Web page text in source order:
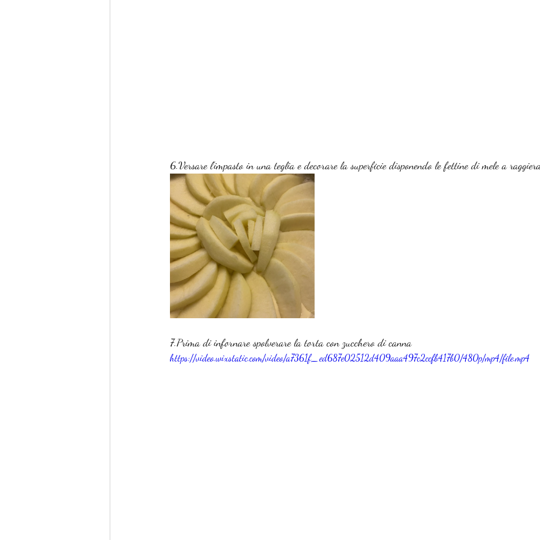
6.Versare l'impasto in una teglia e decorare la superficie disponendo le fettine di mele a
7.Prima di infornare spolverare la torta con zucchero di canna
https://video.wixstatic.com/video/a7361f_ed687e02512d409aaa497c2ccfb417b0/480p/mp4/file.mp4